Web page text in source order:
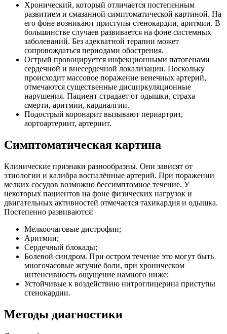
Хронический, который отличается постепенным
развитием и смазанной симптоматической картиной. На
его фоне возникают приступы стенокардии, аритмии. В
большинстве случаев развивается на фоне системных
заболеваний. Без адекватной терапии может
сопровождаться периодами обострения.
Острый провоцируется инфекционными патогенами
сердечной и внесердечной локализации. Поскольку
происходит массовое поражение венечных артерий,
отмечаются существенные дисциркуляционные
нарушения. Пациент страдает от одышки, страха
смерти, аритмии, кардиалгии.
Подострый коронарит вызывают периартрит,
аортоартериит, артериит.
Симптоматическая картина
Клинические признаки разнообразны. Они зависят от
этиологии и калибра воспалённые артерий. При поражении
мелких сосудов возможно бессимптомное течение. У
некоторых пациентов на фоне физических нагрузок и
двигательных активностей отмечается тахикардия и одышка.
Постепенно развиваются:
Мелкоочаговые дистрофии;
Аритмии;
Сердечный блокады;
Болевой синдром. При остром течение это могут быть
многочасовые жгучие боли, при хроническом
интенсивность ощущение намного ниже;
Устойчивые к воздействию нитроглицерина приступы
стенокардии.
Методы диагностики